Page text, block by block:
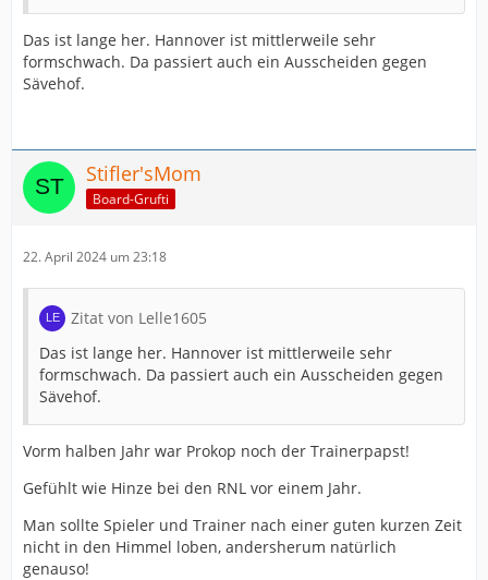
Das ist lange her. Hannover ist mittlerweile sehr
formschwach. Da passiert auch ein Ausscheiden gegen
Sävehof.
Stifler'sMom
Board-Grufti
22. April 2024 um 23:18
Zitat von Lelle1605
Das ist lange her. Hannover ist mittlerweile sehr
formschwach. Da passiert auch ein Ausscheiden gegen
Sävehof.
Vorm halben Jahr war Prokop noch der Trainerpapst!
Gefühlt wie Hinze bei den RNL vor einem Jahr.
Man sollte Spieler und Trainer nach einer guten kurzen Zeit
nicht in den Himmel loben, andersherum natürlich
genauso!